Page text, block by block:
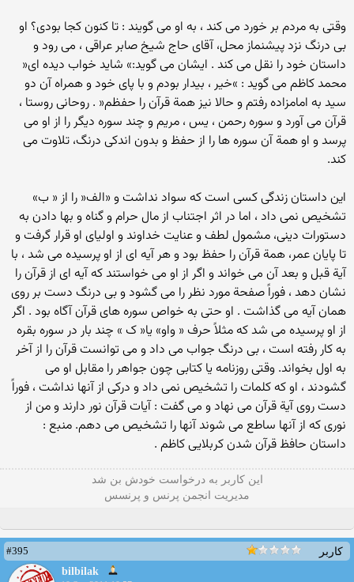
وقتی به مردم بر خورد می کند ، به او می گویند : تا کنون کجا بودی؟ او
بی درنگ نزد پیشنماز محل، آقای حاج شیخ صابر عراقی ، می رود و
داستان خود را نقل می کند . ایشان می گوید:» شاید خواب دیده ای«
محمد کاظم می گوید : »خیر ، بیدار بودم و با پای خود و همراه آن دو
سید به امامزاده رفتم و حالا نیز همة قرآن را حفظم« . روحانی روستا ،
قرآن می آورد و سوره رحمن ، یس ، مریم و چند سوره دیگر را از او می
پرسد و او همة آن سوره ها را از حفظ و بدون اندکی درنگ، تلاوت می
کند.
این داستان زندگی کسی است که سواد نداشت و «الف« را از « ب»
تشخیص نمی داد ، اما در اثر اجتناب از مال حرام و گناه و بها دادن به
دستورات دینی، مشمول لطف و عنایت خداوند و اولیای او قرار گرفت و
تا پایان عمر، همة قرآن را حفظ بود و هر آیه ای از او پرسیده می شد ، با
آیة قبل و بعد آن می خواند و اگر از او می خواستند که آیه ای از قرآن را
نشان دهد ، فوراً صفحة مورد نظر را می گشود و بی درنگ دست بر روی
همان آیه می گذاشت . او حتی به خواص سوره های قرآن آگاه بود . اگر
از او پرسیده می شد که مثلاً حرف « واو» یا« ک » چند بار در سوره بقره
به کار رفته است ، بی درنگ جواب می داد و می توانست قرآن را از آخر
به اول بخواند. وقتی روزنامه یا کتابی چون جواهر را مقابل او می
گشودند ، او که کلمات را تشخیص نمی داد و درکی از آنها نداشت ، فوراً
دست روی آیة قرآن می نهاد و می گفت : آیات قرآن نور دارند و من از
نوری که از آنها ساطع می شوند آنها را تشخیص می دهم. منبع :
داستان حافظ قرآن شدن کربلایی کاظم .
این كاربر به درخواست خودش بن شد
مدیریت انجمن پرنس و پرنسس
کاربر
#395
bilbilak